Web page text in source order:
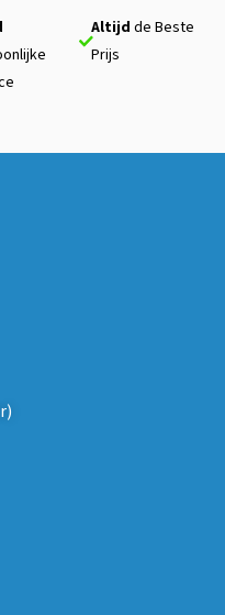
Altijdde Beste
Prijs